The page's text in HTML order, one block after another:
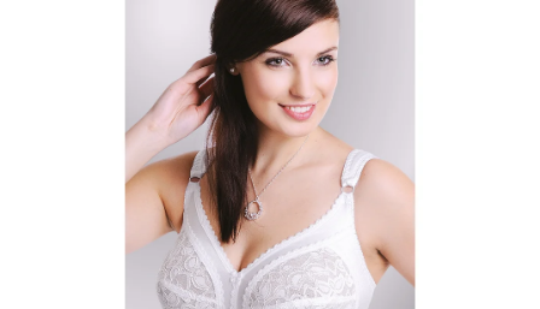
hvězdiček.